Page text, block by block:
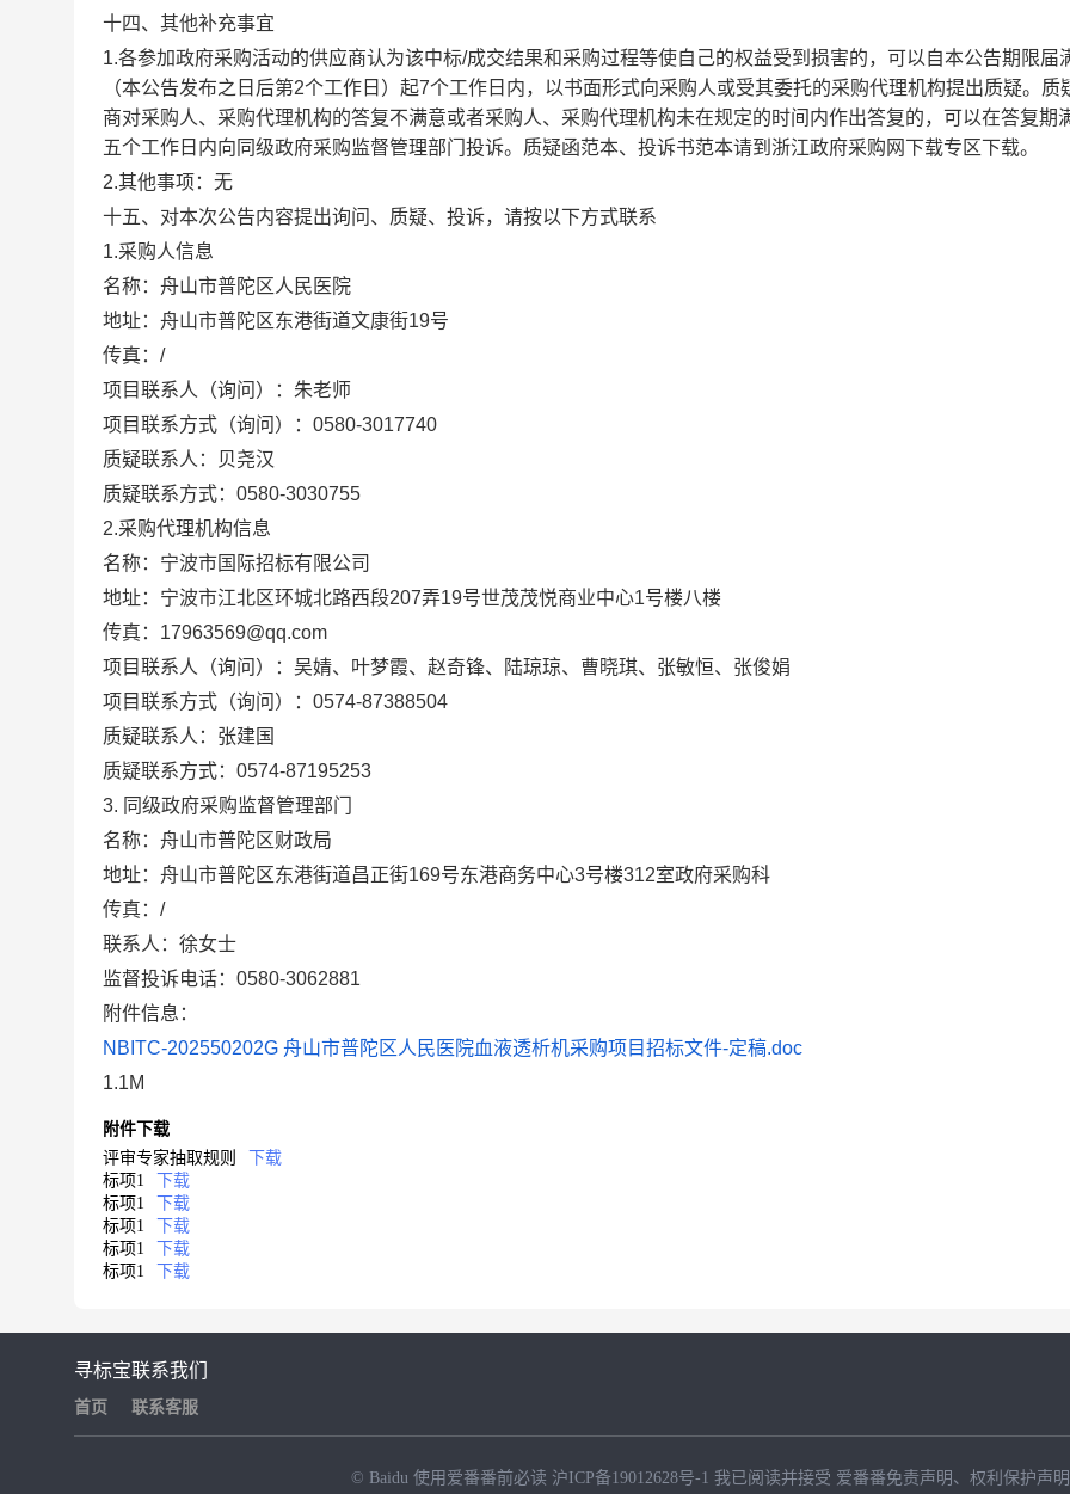
十四、其他补充事宜
1.各参加政府采购活动的供应商认为该中标/成交结果和采购过程等使自己的权益受到损害的，可以自本公告期限届
（本公告发布之日后第2个工作日）起7个工作日内，以书面形式向采购人或受其委托的采购代理机构提出质疑。质
商对采购人、采购代理机构的答复不满意或者采购人、采购代理机构未在规定的时间内作出答复的，可以在答复期
五个工作日内向同级政府采购监督管理部门投诉。质疑函范本、投诉书范本请到浙江政府采购网下载专区下载。
2.其他事项： 无
十五、对本次公告内容提出询问、质疑、投诉，请按以下方式联系
1.采购人信息
名称： 舟山市普陀区人民医院
地址： 舟山市普陀区东港街道文康街19号
传真： /
项目联系人（询问）： 朱老师
项目联系方式（询问）： 0580-3017740
质疑联系人：
贝尧汉
质疑联系方式： 0580-3030755
2.采购代理机构信息
名称： 宁波市国际招标有限公司
地址： 宁波市江北区环城北路西段207弄19号世茂茂悦商业中心1号楼八楼
传真： 17963569@qq.com
项目联系人（询问）： 吴婧、叶梦霞、赵奇锋、陆琼琼、曹晓琪、张敏恒、张俊娟
项目联系方式（询问）： 0574-87388504
质疑联系人： 张建国
质疑联系方式： 0574-87195253
3. 同级政府采购监督管理部门
名称：舟山市普陀区财政局
地址：舟山市普陀区东港街道昌正街169号东港商务中心3号楼312室政府采购科
传真：/
联系人：徐女士
监督投诉电话：0580-3062881
附件信息：
NBITC-202550202G 舟山市普陀区人民医院血液透析机采购项目招标文件-定稿.doc
1.1M
附件下载
评审专家抽取规则
下载
标项1
下载
标项1
下载
标项1
下载
标项1
下载
标项1
下载
寻标宝
首页
联系我们
联系客服
© Baidu 使用爱番番前必读 沪ICP备19012628号-1 我已阅读并接受 爱番番免责声明 、 权利保护声明